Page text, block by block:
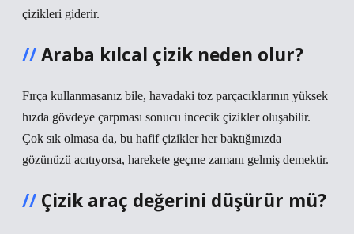
çizikleri giderir.
Araba kılcal çizik neden olur?
Fırça kullanmasanız bile, havadaki toz parçacıklarının yüksek
hızda gövdeye çarpması sonucu incecik çizikler oluşabilir.
Çok sık olmasa da, bu hafif çizikler her baktığınızda
gözünüzü acıtıyorsa, harekete geçme zamanı gelmiş demektir.
Çizik araç değerini düşürür mü?